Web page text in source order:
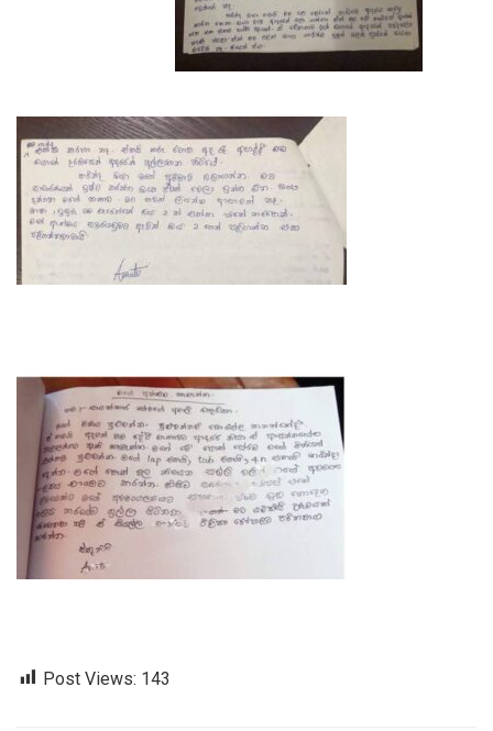
Post Views: 143